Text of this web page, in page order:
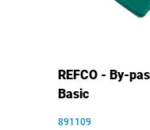
REFCO - By-
Basic
891109